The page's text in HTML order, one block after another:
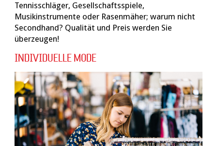
Tennisschläger, Gesellschaftsspiele,
Musikinstrumente oder Rasenmäher; warum nicht
Secondhand? Qualität und Preis werden Sie
überzeugen!
INDIVIDUELLE MODE